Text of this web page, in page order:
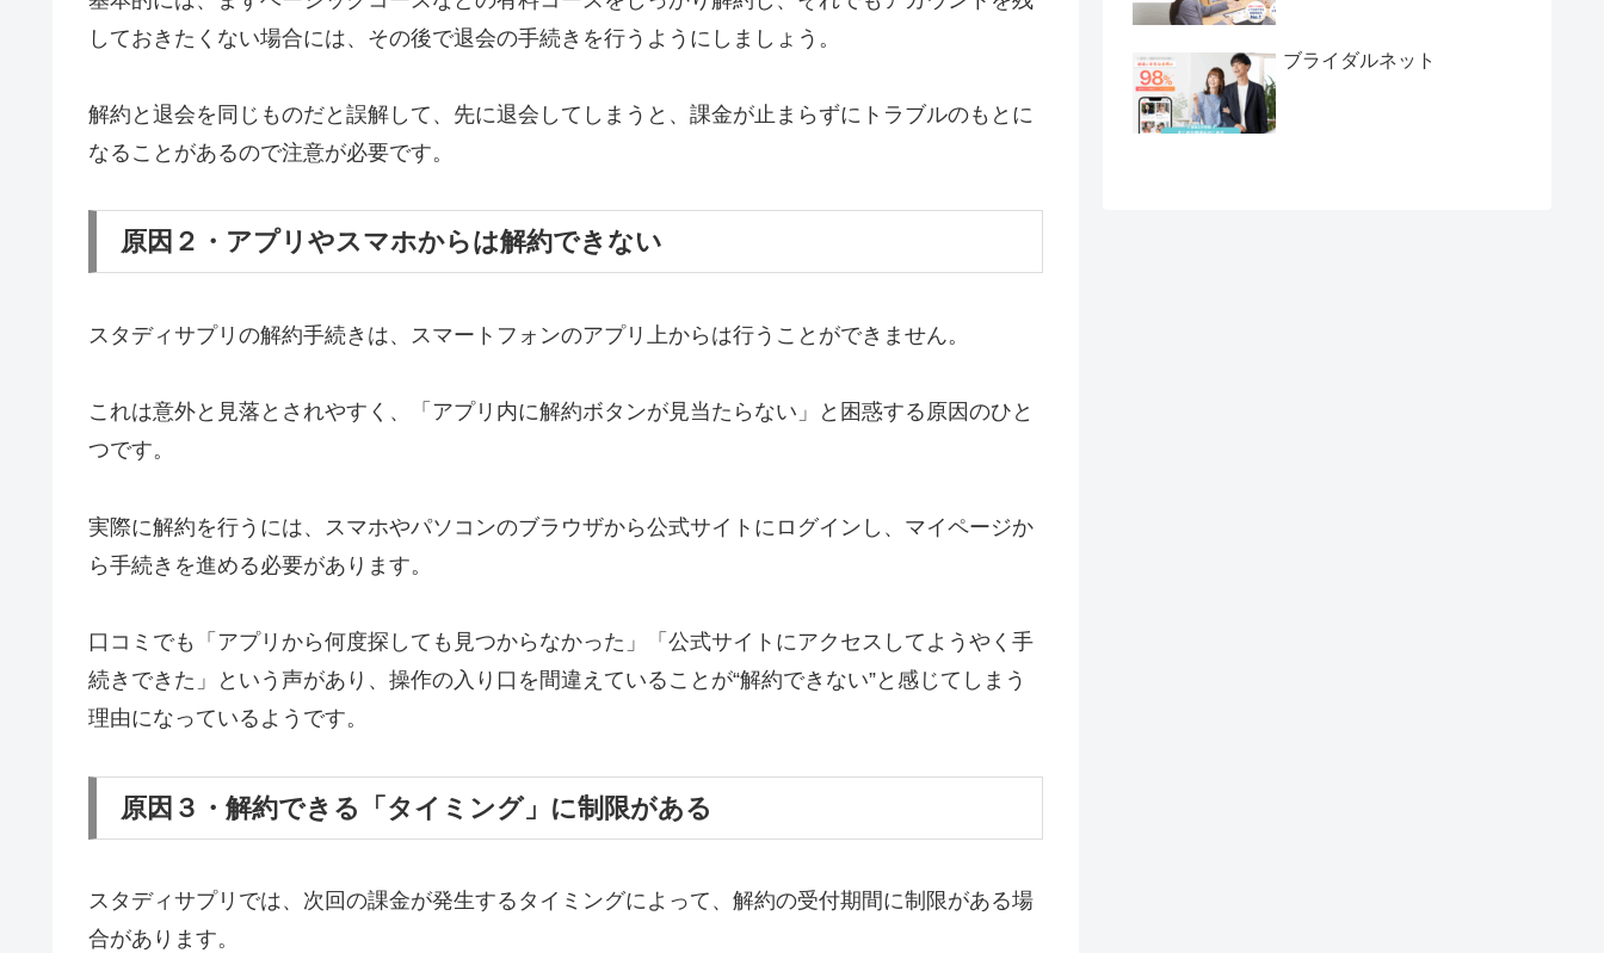
しておきたくない場合には、その後で退会の手続きを行うようにしましょう。
解約と退会を同じものだと誤解して、先に退会してしまうと、課金が止まらずにトラブルのもとに
なることがあるので注意が必要です。
原因２・アプリやスマホからは解約できない
スタディサプリの解約手続きは、スマートフォンのアプリ上からは行うことができません。
これは意外と見落とされやすく、「アプリ内に解約ボタンが見当たらない」と困惑する原因のひと
つです。
実際に解約を行うには、スマホやパソコンのブラウザから公式サイトにログインし、マイページか
ら手続きを進める必要があります。
口コミでも「アプリから何度探しても見つからなかった」「公式サイトにアクセスしてようやく手
続きできた」という声があり、操作の入り口を間違えていることが“解約できない”と感じてしまう
理由になっているようです。
原因３・解約できる「タイミング」に制限がある
スタディサプリでは、次回の課金が発生するタイミングによって、解約の受付期間に制限がある場
合があります。
ブライダルネット